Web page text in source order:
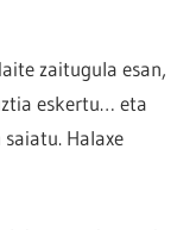
zaitugula esan,
eskertu… eta
Halaxe